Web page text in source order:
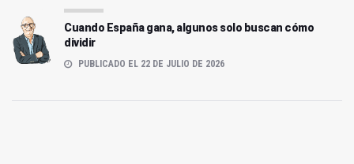
Cuando España gana, algunos solo buscan cómo
dividir
PUBLICADO EL 22 DE JULIO DE 2026